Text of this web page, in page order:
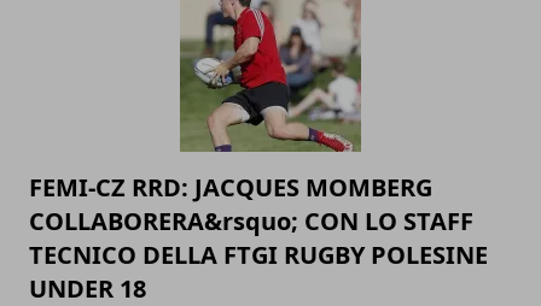
FEMI-CZ RRD: JACQUES MOMBERG
COLLABORERA&rsquo; CON LO STAFF
TECNICO DELLA FTGI RUGBY POLESINE
UNDER 18